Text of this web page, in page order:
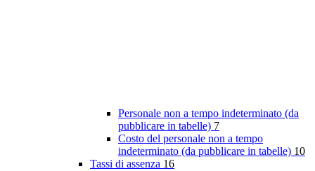
Personale non a tempo indeterminato (da
pubblicare in tabelle) 7
Costo del personale non a tempo
indeterminato (da pubblicare in tabelle) 10
Tassi di assenza 16